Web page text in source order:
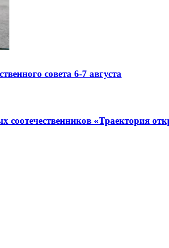
совета 6-7 августа
«Траектория